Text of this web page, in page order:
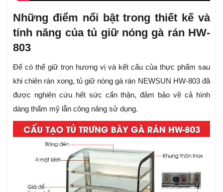
Những điểm nổi bật trong thiết kế và
tính năng của tủ giữ nóng gà rán HW-
803
Để có thể giữ trọn hương vị và kết cấu của thực phẩm sau
khi chiên rán xong, tủ giữ nóng gà rán NEWSUN HW-803 đã
được nghiên cứu hết sức cẩn thận, đảm bảo về cả hình
dáng thẩm mỹ lẫn công năng sử dụng.